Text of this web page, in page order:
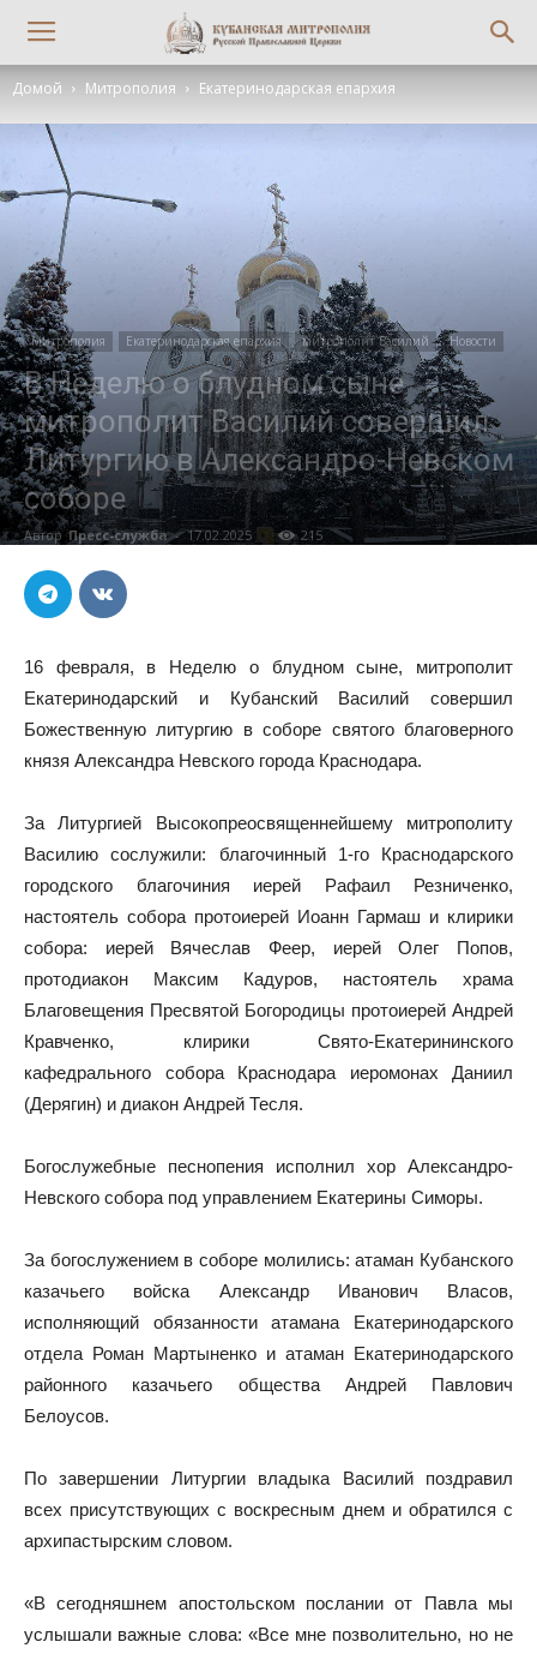
Домой Митрополия Екатеринодарская епархия
Митрополия Екатеринодарская епархия митрополит Василий Новости
В Неделю о блудном сыне
митрополит Василий совершил
Литургию в Александро-Невском
соборе
Автор Пресс-служба - 17.02.2025 215
16 февраля, в Неделю о блудном сыне, митрополит
Екатеринодарский и Кубанский Василий совершил
Божественную литургию в соборе святого благоверного
князя Александра Невского города Краснодара.
За Литургией Высокопреосвященнейшему митрополиту
Василию сослужили: благочинный 1-го Краснодарского
городского благочиния иерей Рафаил Резниченко,
настоятель собора протоиерей Иоанн Гармаш и клирики
собора: иерей Вячеслав Феер, иерей Олег Попов,
протодиакон Максим Кадуров, настоятель храма
Благовещения Пресвятой Богородицы протоиерей Андрей
Кравченко, клирики Свято-Екатерининского
кафедрального собора Краснодара иеромонах Даниил
(Дерягин) и диакон Андрей Тесля.
Богослужебные песнопения исполнил хор Александро-
Невского собора под управлением Екатерины Симоры.
За богослужением в соборе молились: атаман Кубанского
казачьего войска Александр Иванович Власов,
исполняющий обязанности атамана Екатеринодарского
отдела Роман Мартыненко и атаман Екатеринодарского
районного казачьего общества Андрей Павлович
Белоусов.
По завершении Литургии владыка Василий поздравил
всех присутствующих с воскресным днем и обратился с
архипастырским словом.
«В сегодняшнем апостольском послании от Павла мы
услышали важные слова: «Все мне позволительно, но не